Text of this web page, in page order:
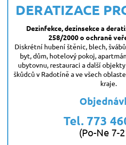
DERATIZACE
Dezinfekce, dezinsekce a
258/2000 o ochraně
Diskrétní hubení štěnic, blech,
byt, dům, hotelový pokoj,
ubytovnu, restauraci a další
škůdců v Radotíně a ve všech
kraje.
Tel. 773
(Po-Ne 7-